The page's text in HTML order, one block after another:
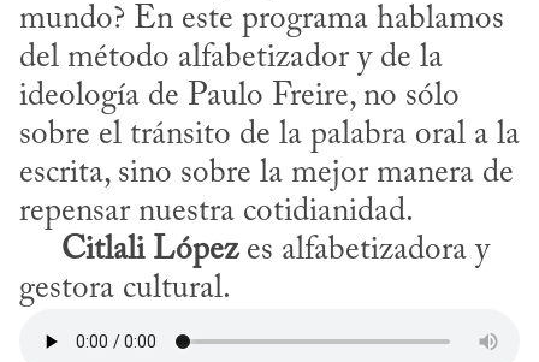
mundo? En este programa hablamos
del método alfabetizador y de la
ideología de Paulo Freire, no sólo
sobre el tránsito de la palabra oral a la
escrita, sino sobre la mejor manera de
repensar nuestra cotidianidad.
Citlali López es alfabetizadora y
gestora cultural.